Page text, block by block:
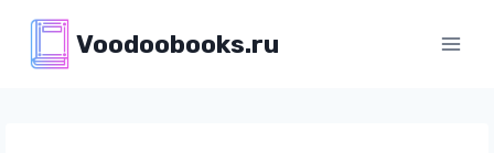
содержимому
Voodoobooks.ru